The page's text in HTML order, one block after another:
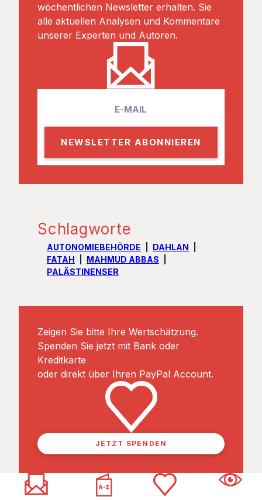
wöchentlichen Newsletter erhalten. Sie
alle aktuellen Analysen und Kommentare
unserer Experten und Autoren.
a
l
Schlagworte
AUTONOMIEBEHÖRDE
DAHLAN
FATAH
MAHMUD ABBAS
PALÄSTINENSER
Zeigen Sie bitte Ihre Wertschätzung.
Spenden Sie jetzt mit Bank oder
Kreditkarte
oder direkt über Ihren PayPal Account.
JETZT SPENDEN